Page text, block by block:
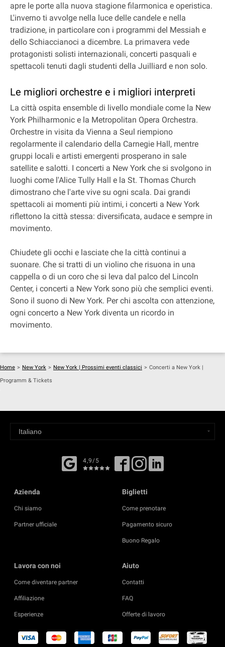
apre le porte alla nuova stagione filarmonica e operistica.
L'inverno ti avvolge nella luce delle candele e nella
tradizione, in particolare con i programmi del Messiah e
dello Schiaccianoci a dicembre. La primavera vede
protagonisti solisti internazionali, concerti pasquali e
spettacoli tenuti dagli studenti della Juilliard e non solo.
Le migliori orchestre e i migliori interpreti
La città ospita ensemble di livello mondiale come la New
York Philharmonic e la Metropolitan Opera Orchestra.
Orchestre in visita da Vienna a Seul riempiono
regolarmente il calendario della Carnegie Hall, mentre
gruppi locali e artisti emergenti prosperano in sale
satellite e salotti. I concerti a New York che si svolgono in
luoghi come l'Alice Tully Hall e la St. Thomas Church
dimostrano che l'arte vive su ogni scala. Dai grandi
spettacoli ai momenti più intimi, i concerti a New York
riflettono la città stessa: diversificata, audace e sempre in
movimento.
Chiudete gli occhi e lasciate che la città continui a
suonare. Che si tratti di un violino che risuona in una
cappella o di un coro che si leva dal palco del Lincoln
Center, i concerti a New York sono più che semplici eventi.
Sono il suono di New York. Per chi ascolta con attenzione,
ogni concerto a New York diventa un ricordo in
movimento.
Home > New York > New York | Prossimi eventi classici > Concerti a New York |
Programm & Tickets
4,9/5
Azienda
Chi siamo
Partner ufficiale
Biglietti
Come prenotare
Pagamento sicuro
Buono Regalo
Lavora con noi
Come diventare partner
Affiliazione
Esperienze
Aiuto
Contatti
FAQ
Offerte di lavoro